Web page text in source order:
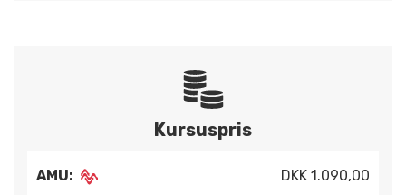
Kursuspris
AMU: DKK 1.090,00